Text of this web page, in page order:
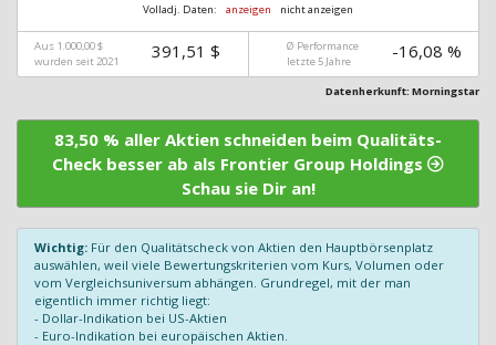
Volladj. Daten:
anzeigen nicht anzeigen
Aus 1.000,00 $
wurden seit 2021
391,51 $
Ø Performance
letzte 5 Jahre
-16,08 %
Datenherkunft: Morningstar
83,50 % aller Aktien schneiden beim Qualitäts-
Check besser ab als Frontier Group Holdings
Schau sie Dir an!
Wichtig: Für den Qualitätscheck von Aktien den Hauptbörsenplatz
auswählen, weil viele Bewertungskriterien vom Kurs, Volumen oder
vom Vergleichsuniversum abhängen. Grundregel, mit der man
eigentlich immer richtig liegt:
- Dollar-Indikation bei US-Aktien
- Euro-Indikation bei europäischen Aktien.